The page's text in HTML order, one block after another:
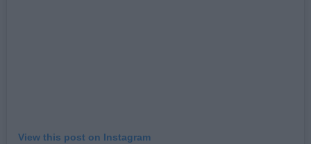
View this post on Instagram